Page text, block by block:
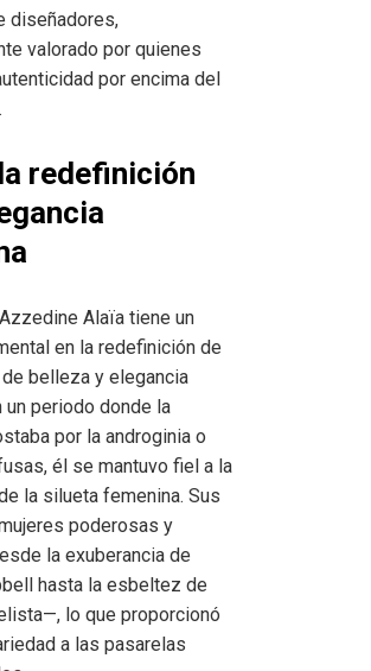
diseñadores,
valorado por quienes
por encima del
redefinición
Alaïa tiene un
en la redefinición de
belleza y elegancia
un periodo donde la
por la androginia o
él se mantuvo fiel a la
la silueta femenina. Sus
poderosas y
la exuberancia de
hasta la esbeltez de
lo que proporcionó
a las pasarelas